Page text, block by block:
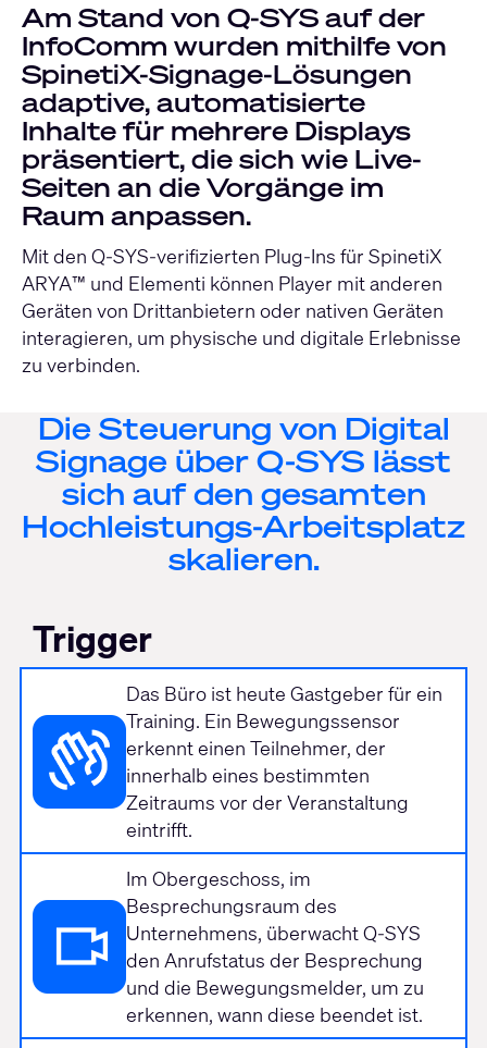
Am Stand von Q-SYS auf der
InfoComm wurden mithilfe von
SpinetiX-Signage-Lösungen
adaptive, automatisierte
Inhalte für mehrere Displays
präsentiert, die sich wie Live-
Seiten an die Vorgänge im
Raum anpassen.
Mit den Q-SYS-verifizierten Plug-Ins für SpinetiX
ARYA™ und Elementi können Player mit anderen
Geräten von Drittanbietern oder nativen Geräten
interagieren, um physische und digitale Erlebnisse
zu verbinden.
Die Steuerung von Digital
Signage über Q-SYS lässt
sich auf den gesamten
Hochleistungs-Arbeitsplatz
skalieren.
Trigger
Das Büro ist heute Gastgeber für ein
Training. Ein Bewegungssensor
erkennt einen Teilnehmer, der
innerhalb eines bestimmten
Zeitraums vor der Veranstaltung
eintrifft.
Im Obergeschoss, im
Besprechungsraum des
Unternehmens, überwacht Q-SYS
den Anrufstatus der Besprechung
und die Bewegungsmelder, um zu
erkennen, wann diese beendet ist.